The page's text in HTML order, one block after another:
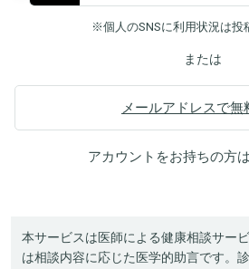
※個人のSNSに利用状況は投
または
メールアドレスで無
アカウントをお持ちの方は
本サービスは医師による健康相談サー
は相談内容に応じた医学的助言です。